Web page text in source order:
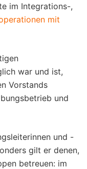
im Integrations-,
mit
war und ist,
Vorstands
und
und -
gilt er denen,
betreuen: im